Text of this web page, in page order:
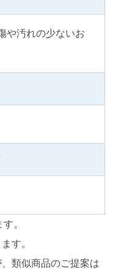
や汚れの少ないお
。
す。
類似商品のご提案は